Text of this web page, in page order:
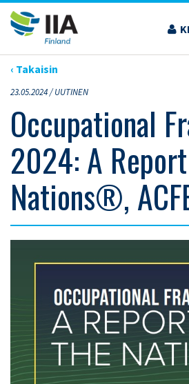
Siirry
sisältöön
›ARTIKKELIT›OCCUPATIONAL FRAUD 2024: A
‹ Takaisin
23.05.2024 /UUTINEN
Occupational
2024: A
Nations®,